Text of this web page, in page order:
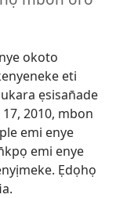
okoto
eti
ẹsisan̄ade
2010, mbon
emi enye
emi enye
Ẹdọhọ